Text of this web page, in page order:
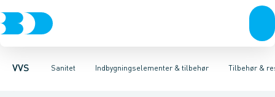
VVS Sanitet
Rør & fittingsPressfittings & rørKuglehaner & ventilerAfløb
Indbygningselementer & tilbehør
Toiletter, sæder og cisternerVaskeArmaturerBrusereTilbehør &
Høje Indbygnings elementerLave Indbygnings elementer